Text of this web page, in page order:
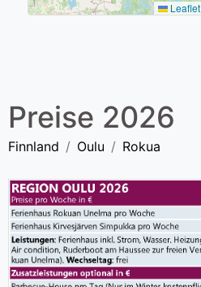
Leaflet
Preise 2026
Finnland Oulu Rokua